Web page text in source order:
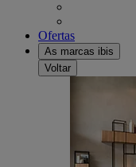
Ofertas
As marcas ibis
Voltar